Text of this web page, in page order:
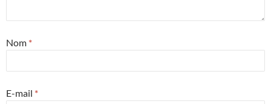
Nom *
E-mail *